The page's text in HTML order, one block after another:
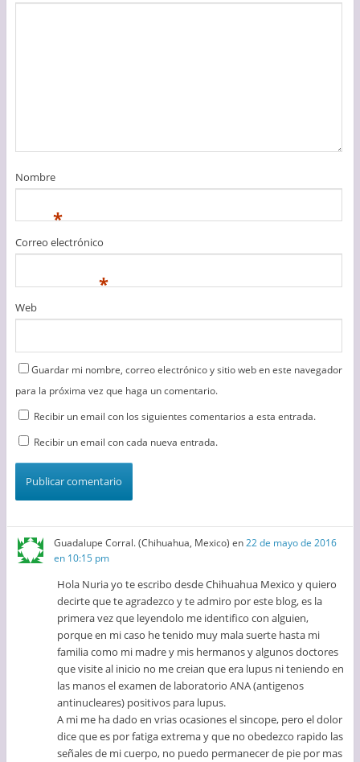
Nombre
*
Correo electrónico
*
Web
Guardar mi nombre, correo electrónico y sitio web en este navegador
para la próxima vez que haga un comentario.
Recibir un email con los siguientes comentarios a esta entrada.
Recibir un email con cada nueva entrada.
Guadalupe Corral. (Chihuahua, Mexico) en22 de mayo de 2016
en 10:15 pm
Hola Nuria yo te escribo desde Chihuahua Mexico y quiero
decirte que te agradezco y te admiro por este blog, es la
primera vez que leyendolo me identifico con alguien,
porque en mi caso he tenido muy mala suerte hasta mi
familia como mi madre y mis hermanos y algunos doctores
que visite al inicio no me creian que era lupus ni teniendo en
las manos el examen de laboratorio ANA (antigenos
antinucleares) positivos para lupus.
A mi me ha dado en vrias ocasiones el sincope, pero el dolor
dice que es por fatiga extrema y que no obedezco rapido las
señales de mi cuerpo, no puedo permanecer de pie por mas